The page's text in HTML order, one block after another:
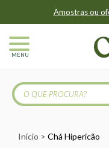
Amostras ou
MENU
Início Chá Hipericão